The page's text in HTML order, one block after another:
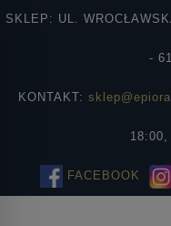
SKLEP: UL.
-
KONTAKT:
FACEBOOK